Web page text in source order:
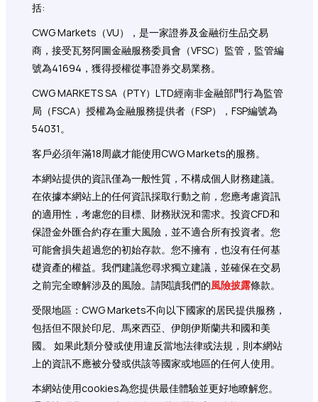
括:
CWG Markets（VU），是一家證券及金融衍生品交易
商，接受瓦努阿圖金融服務委員會（VFSC）監管，監管編
號為41694，獲得授權從事證券交易業務。
CWG MARKETS SA（PTY）LTD經南非金融部門行為監管
局（FSCA）授權為金融服務提供者（FSP），FSP編號為
54031。
客戶必須年滿18周歲才能使用CWG Markets的服務。
本網站提供的資訊僅為一般性質，不構成個人財務建議。
在依據本網站上的任何資訊採取行動之前，您應考慮資訊
的適用性，考慮您的目標、財務狀況和需求。投資CFD和
保證金外匯合約存在重大風險，並不適合所有投資者。您
可能會損失超過您的初始存款。您不擁有，也沒有任何基
礎資產的權益。我們建議您尋求獨立建議，並確保在交易
之前完全瞭解涉及的風險。請閱讀我們的風險披露條款。
受限地區：CWG Markets不向以下國家的居民提供服務，
包括但不限於印尼、馬來西亞、伊朗伊斯蘭共和國和美
國。 如果此類分發或使用違反當地法律或法規，則本網站
上的資訊不應被分發或供該等國家或地區的任何人使用。
本網站使用cookies為您提供最佳體驗並更好地瞭解您。